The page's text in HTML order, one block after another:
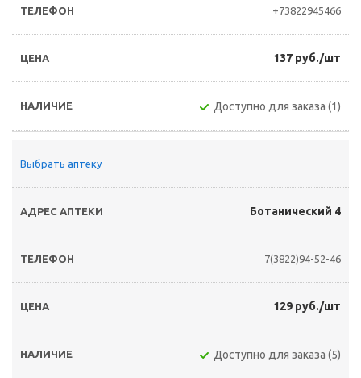
+73822945466
137 руб./шт
Доступно для заказа (1)
Выбрать аптеку
Ботанический 4
7(3822)94-52-46
129 руб./шт
Доступно для заказа (5)